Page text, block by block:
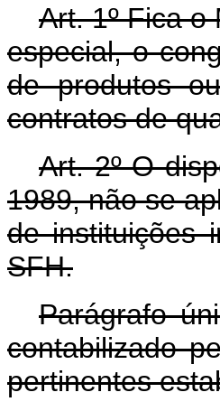
Art. 1º Fica
especial, o
de produtos
contratos de
Art. 2º O
1989, não se
de instituições
SFH.
Parágrafo
contabilizado
pertinentes